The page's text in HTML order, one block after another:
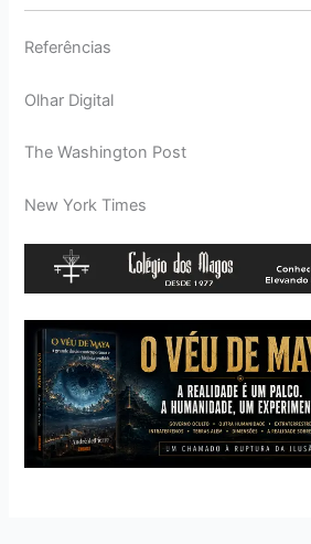
Referências
Olhar Digital
The Washington Post
New York Times